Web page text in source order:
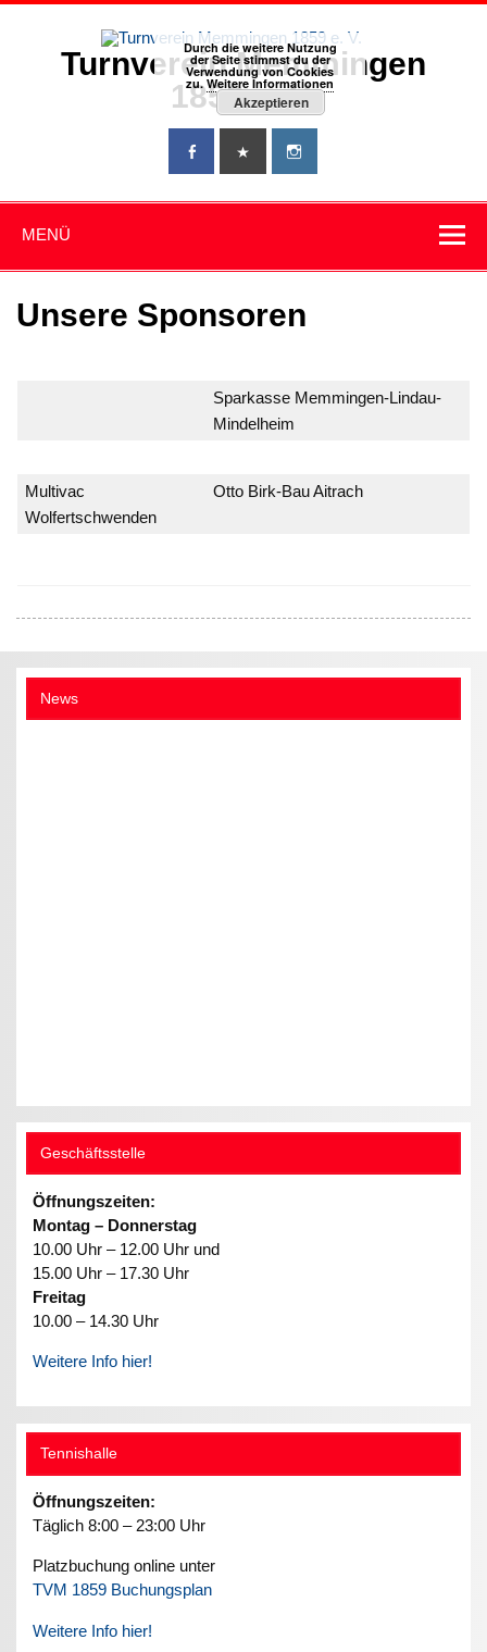
Zum
Turnverein Memmingen
1859 e. V.
MENÜ
Unsere Sponsoren
Sparkasse Memmingen-Lindau-
Mindelheim
Multivac
Wolfertschwenden
Otto Birk-Bau Aitrach
News
Geschäftsstelle
Öffnungszeiten:
Montag – Donnerstag
10.00 Uhr – 12.00 Uhr und
15.00 Uhr – 17.30 Uhr
Freitag
10.00 – 14.30 Uhr
Weitere Info hier!
Tennishalle
Öffnungszeiten:
Täglich 8:00 – 23:00 Uhr
Platzbuchung online unter
TVM 1859 Buchungsplan
Weitere Info hier!
Durch die weitere Nutzung
der Seite stimmst du der
Verwendung von Cookies
zu.Weitere Informationen
Akzeptieren